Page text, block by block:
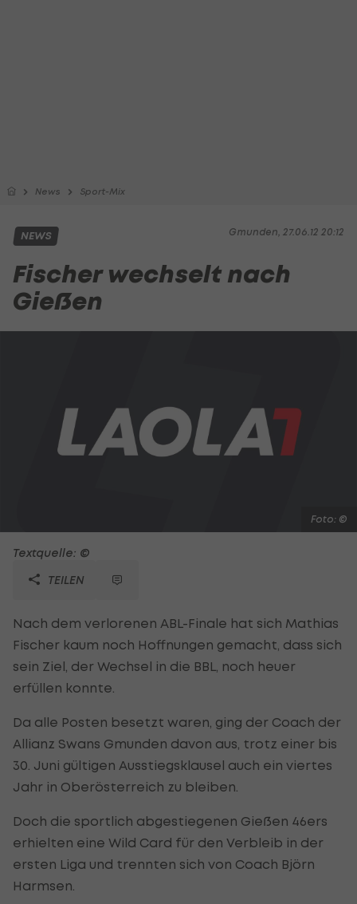
News Sport-Mix
Gmunden, 27.06.12 20:12
NEWS
Fischer wechselt nach
Gießen
Foto: ©
Textquelle: ©
TEILEN
Nach dem verlorenen ABL-Finale hat sich Mathias
Fischer kaum noch Hoffnungen gemacht, dass sich
sein Ziel, der Wechsel in die BBL, noch heuer
erfüllen konnte.
Da alle Posten besetzt waren, ging der Coach der
Allianz Swans Gmunden davon aus, trotz einer bis
30. Juni gültigen Ausstiegsklausel auch ein viertes
Jahr in Oberösterreich zu bleiben.
Doch die sportlich abgestiegenen Gießen 46ers
erhielten eine Wild Card für den Verbleib in der
ersten Liga und trennten sich von Coach Björn
Harmsen.